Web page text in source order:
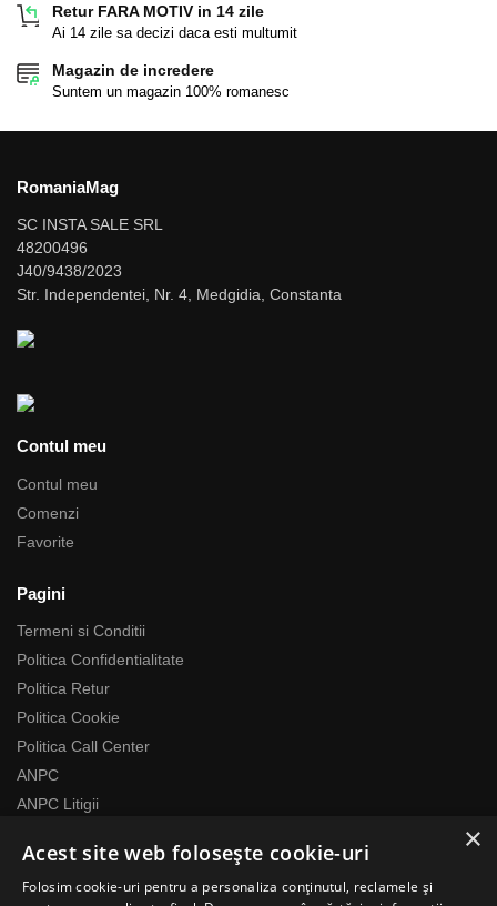
Retur FARA MOTIV in 14 zile
Ai 14 zile sa decizi daca esti multumit
Magazin de incredere
Suntem un magazin 100% romanesc
RomaniaMag
SC INSTA SALE SRL
48200496
J40/9438/2023
Str. Independentei, Nr. 4, Medgidia, Constanta
Contul meu
Contul meu
Comenzi
Favorite
Pagini
Termeni si Conditii
Politica Confidentialitate
Politica Retur
Politica Cookie
Politica Call Center
ANPC
ANPC Litigii
Despre noi
Echipa RomaniaMag este la dispozitia ta
×
Acest site web folosește cookie-uri
Folosim cookie-uri pentru a personaliza conținutul, reclamele și